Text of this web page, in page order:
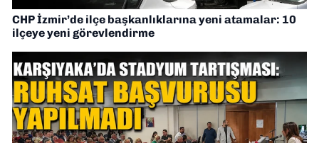
CHP İzmir’de ilçe başkanlıklarına yeni atamalar: 10
ilçeye yeni görevlendirme